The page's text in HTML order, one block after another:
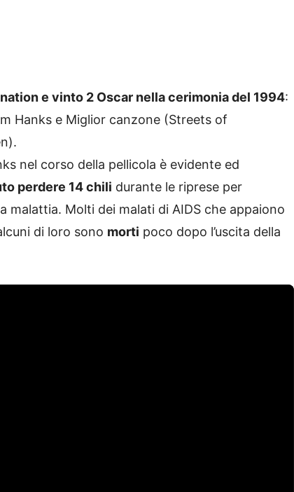
e vinto 2 Oscar nella cerimonia del 1994:
Hanks e Miglior canzone (Streets of
nel corso della pellicola è evidente ed
perdere 14 chili durante le riprese per
malattia. Molti dei malati di AIDS che appaiono
di loro sono morti poco dopo l’uscita della